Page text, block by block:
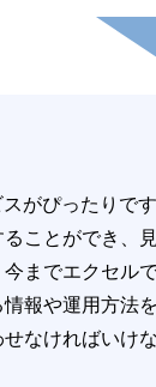
がぴったりです
ことができ、
までエクセル
報や運用方法
なければいけ